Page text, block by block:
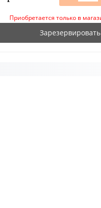
Приобретается только в
Зарезервировать